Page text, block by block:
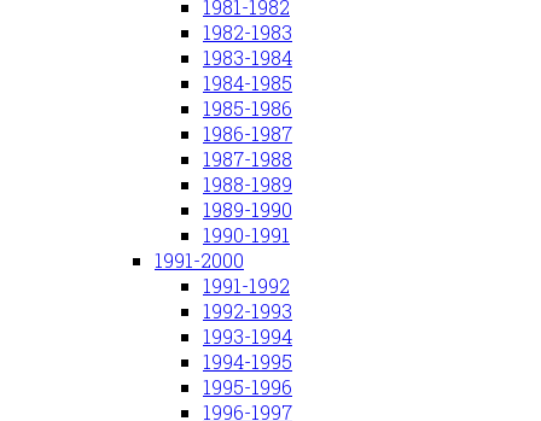
1981-1982
1982-1983
1983-1984
1984-1985
1985-1986
1986-1987
1987-1988
1988-1989
1989-1990
1990-1991
1991-2000
1991-1992
1992-1993
1993-1994
1994-1995
1995-1996
1996-1997